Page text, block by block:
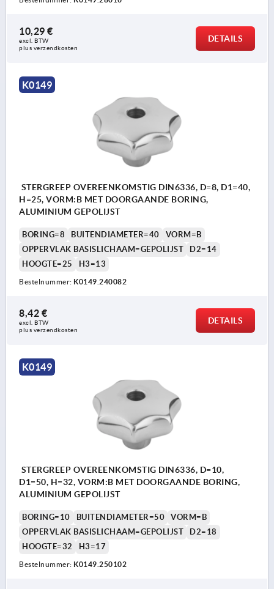
10,29 €
excl. BTW
plus verzendkosten
DETAILS
K0149
STERGREEP OVEREENKOMSTIG DIN6336, D=8, D1=40,
H=25, VORM:B MET DOORGAANDE BORING,
ALUMINIUM GEPOLIJST
BORING=8 BUITENDIAMETER=40
VORM=B
OPPERVLAK BASISLICHAAM=GEPOLIJST
D2=14
HOOGTE=25
H3=13
Bestelnummer: K0149.240082
8,42 €
excl. BTW
plus verzendkosten
DETAILS
K0149
STERGREEP OVEREENKOMSTIG DIN6336, D=10,
D1=50, H=32, VORM:B MET DOORGAANDE BORING,
ALUMINIUM GEPOLIJST
BORING=10 BUITENDIAMETER=50
VORM=B
OPPERVLAK BASISLICHAAM=GEPOLIJST
D2=18
HOOGTE=32
H3=17
Bestelnummer: K0149.250102